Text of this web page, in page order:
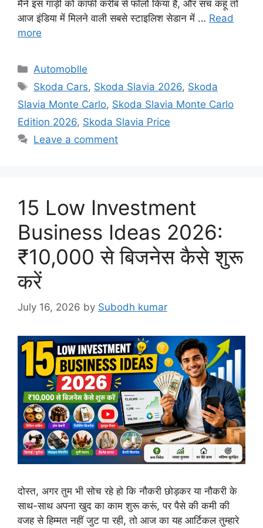
मैंने इस गाड़ी को काफी करीब से फॉलो किया है, और सच कहूं तो
आज इंडिया में मिलने वाली सबसे स्टाइलिश सेडान में … Read
more
Automoblle
Skoda Cars, Skoda Slavia 2026, Skoda
Slavia Monte Carlo, Skoda Slavia Monte Carlo
Edition 2026, Skoda Slavia Price
Leave a comment
15 Low Investment
Business Ideas 2026:
₹10,000 से बिजनेस कैसे शुरू
करें
July 16, 2026 by Subodh kumar
दोस्त, अगर तुम भी सोच रहे हो कि नौकरी छोड़कर या नौकरी के
साथ-साथ अपना खुद का काम शुरू करूं, पर पैसे की कमी की
वजह से हिम्मत नहीं जुट पा रही, तो आज का यह आर्टिकल तुम्हारे